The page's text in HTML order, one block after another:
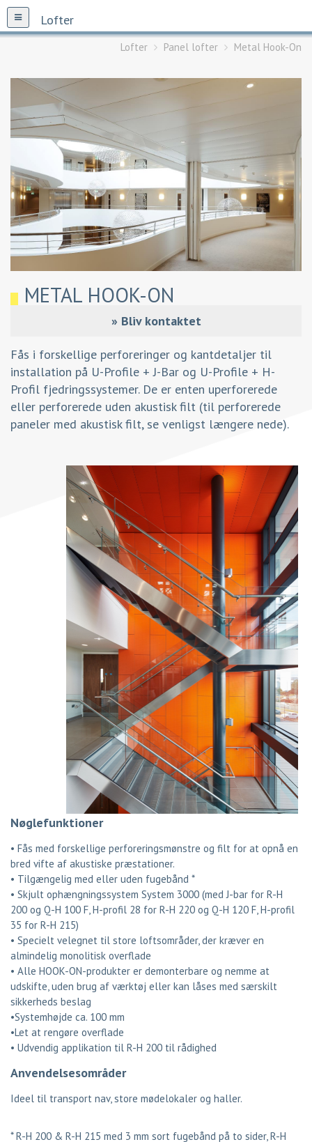
Lofter
Lofter Panel lofter Metal Hook-On
METAL HOOK-ON
» Bliv kontaktet
Fås i forskellige perforeringer og kantdetaljer til
installation på U-Profile + J-Bar og U-Profile + H-
Profil fjedringssystemer. De er enten uperforerede
eller perforerede uden akustisk filt (til perforerede
paneler med akustisk filt, se venligst længere nede).
Nøglefunktioner
• Fås med forskellige perforeringsmønstre og filt for at opnå en
bred vifte af akustiske præstationer.
• Tilgængelig med eller uden fugebånd *
• Skjult ophængningssystem System 3000 (med J-bar for R-H
200 og Q-H 100 F, H-profil 28 for R-H 220 og Q-H 120 F, H-profil
35 for R-H 215)
• Specielt velegnet til store loftsområder, der kræver en
almindelig monolitisk overflade
• Alle HOOK-ON-produkter er demonterbare og nemme at
udskifte, uden brug af værktøj eller kan låses med særskilt
sikkerheds beslag
•Systemhøjde ca. 100 mm
•Let at rengøre overflade
• Udvendig applikation til R-H 200 til rådighed
Anvendelsesområder
Ideel til transport nav, store mødelokaler og haller.
* R-H 200 & R-H 215 med 3 mm sort fugebånd på to sider, R-H